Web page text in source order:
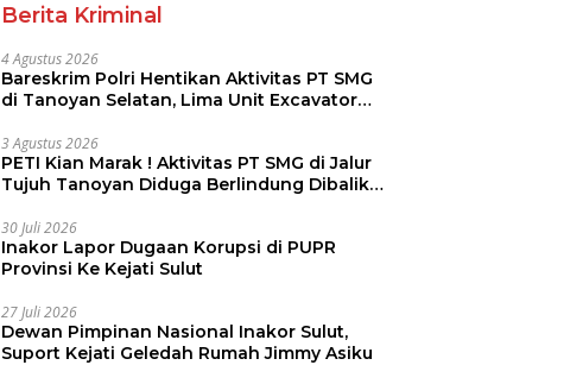
Berita Kriminal
4 Agustus 2026
Bareskrim Polri Hentikan Aktivitas PT SMG
di Tanoyan Selatan, Lima Unit Excavator
3 Agustus 2026
PETI Kian Marak ! Aktivitas PT SMG di Jalur
Tujuh Tanoyan Diduga Berlindung Dibalik
30 Juli 2026
Inakor Lapor Dugaan Korupsi di PUPR
Provinsi Ke Kejati Sulut
27 Juli 2026
Dewan Pimpinan Nasional Inakor Sulut,
Suport Kejati Geledah Rumah Jimmy Asiku